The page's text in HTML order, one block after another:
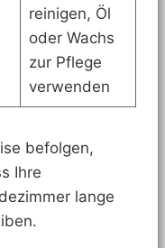
reinigen, Öl
oder Wachs
zur Pflege
verwenden
befolgen,
Ihre
lange